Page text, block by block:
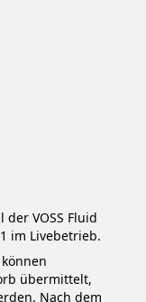
VOSS Fluid
im Livebetrieb.
übermittelt,
Nach dem